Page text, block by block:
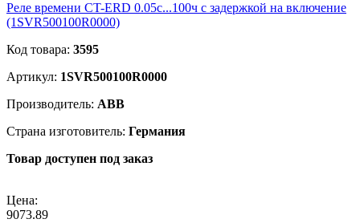
Реле времени CT-ERD 0.05c...100ч с задержкой на включение
(1SVR500100R0000)
Код товара: 3595
Артикул: 1SVR500100R0000
Производитель: ABB
Страна изготовитель: Германия
Товар доступен под заказ
Цена:
9073.89